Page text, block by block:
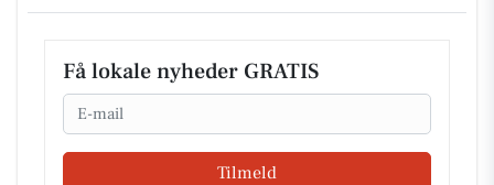
Få lokale nyheder GRATIS
Email
Tilmeld